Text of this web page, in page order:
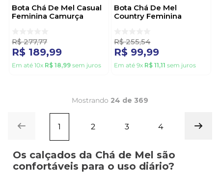
Bota Chá De Mel Casual
Feminina Camurça
R$ 277,77
R$ 189,99
Em até 10x R$ 18,99 sem juros
Bota Chá De Mel
Country Feminina
R$ 255,54
R$ 99,99
Em até 9x R$ 11,11 sem juros
Mostrando 24 de 369
1 2 3 4
Os calçados da Chá de Mel são
confortáveis para o uso diário?